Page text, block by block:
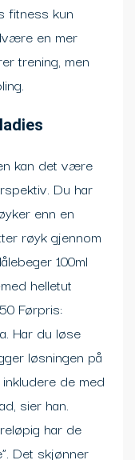
fitness kun
en mer
trening, men
kan det være
Du har
enn en
røyk gjennom
100ml
helletut
Førpris:
Har du løse
løsningen på
de med
sier han.
har de
Det skjønner